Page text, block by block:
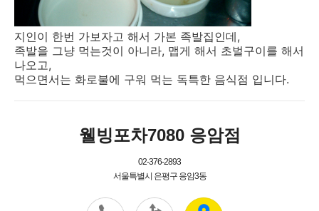
지인이 한번 가보자고 해서 가본 족발집인데,
족발을 그냥 먹는것이 아니라, 맵게 해서 초벌구이를 해서
나오고,
먹으면서는 화로불에 구워 먹는 독특한 음식점 입니다.